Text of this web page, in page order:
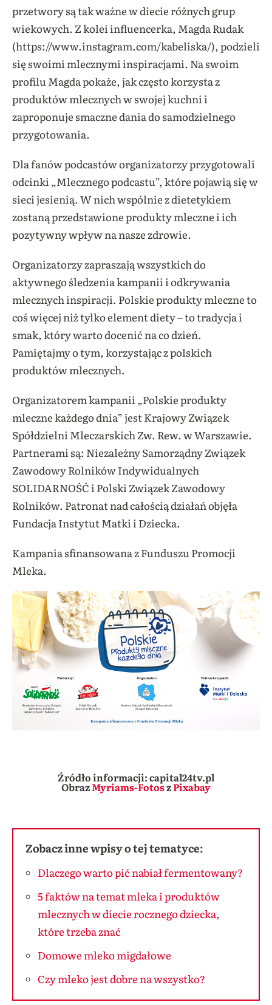
przetwory są tak ważne w diecie różnych grup
wiekowych. Z kolei influencerka, Magda Rudak
(https://www.instagram.com/kabeliska/), podzieli
się swoimi mlecznymi inspiracjami. Na swoim
profilu Magda pokaże, jak często korzysta z
produktów mlecznych w swojej kuchni i
zaproponuje smaczne dania do samodzielnego
przygotowania.
Dla fanów podcastów organizatorzy przygotowali
odcinki „Mlecznego podcastu”, które pojawią się w
sieci jesienią. W nich wspólnie z dietetykiem
zostaną przedstawione produkty mleczne i ich
pozytywny wpływ na nasze zdrowie.
Organizatorzy zapraszają wszystkich do
aktywnego śledzenia kampanii i odkrywania
mlecznych inspiracji. Polskie produkty mleczne to
coś więcej niż tylko element diety – to tradycja i
smak, który warto docenić na co dzień.
Pamiętajmy o tym, korzystając z polskich
produktów mlecznych.
Organizatorem kampanii „Polskie produkty
mleczne każdego dnia” jest Krajowy Związek
Spółdzielni Mleczarskich Zw. Rew. w Warszawie.
Partnerami są: Niezależny Samorządny Związek
Zawodowy Rolników Indywidualnych
SOLIDARNOŚĆ i Polski Związek Zawodowy
Rolników. Patronat nad całością działań objęła
Fundacja Instytut Matki i Dziecka.
Kampania sfinansowana z Funduszu Promocji
Mleka.
Źródło informacji: capital24tv.pl
ObrazMyriams-FotoszPixabay
Zobacz inne wpisy o tej tematyce:
Dlaczego warto pić nabiał fermentowany?
5 faktów na temat mleka i produktów
mlecznych w diecie rocznego dziecka,
które trzeba znać
Domowe mleko migdałowe
Czy mleko jest dobre na wszystko?